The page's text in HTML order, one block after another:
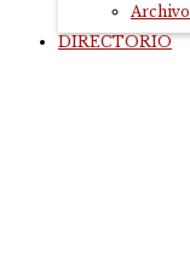
Archivo
DIRECTORIO